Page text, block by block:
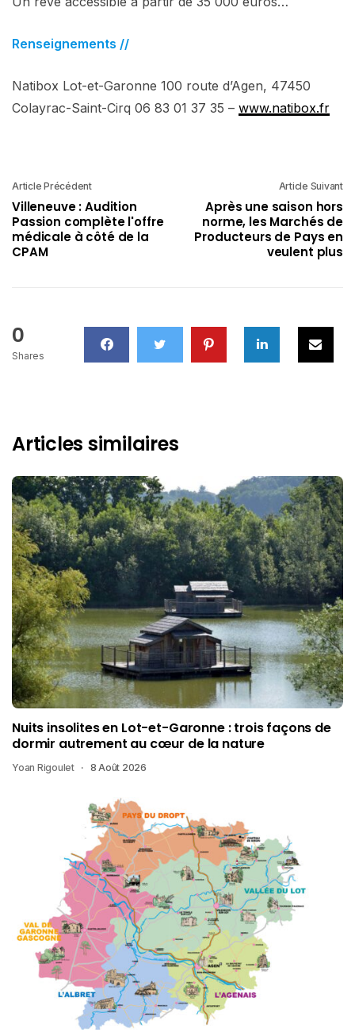
Renseignements //
Natibox Lot-et-Garonne 100 route d’Agen, 47450
Colayrac-Saint-Cirq 06 83 01 37 35 – www.natibox.fr
Article Précédent
Villeneuve : Audition
Passion complète l'offre
médicale à côté de la
CPAM
Article Suivant
Après une saison hors
norme, les Marchés de
Producteurs de Pays en
veulent plus
0
Shares
Articles similaires
Nuits insolites en Lot-et-Garonne : trois façons de
dormir autrement au cœur de la nature
Yoan Rigoulet 8 Août 2026